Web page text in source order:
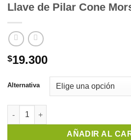
Llave de Pilar Cone
$19.300
Alternativa
Llave de Pilar Cone Morse | Implacil
AÑADIR AL